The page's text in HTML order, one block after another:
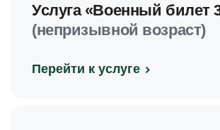
Услуга «Военный билет
(непризывной возраст)
Перейти к услуге